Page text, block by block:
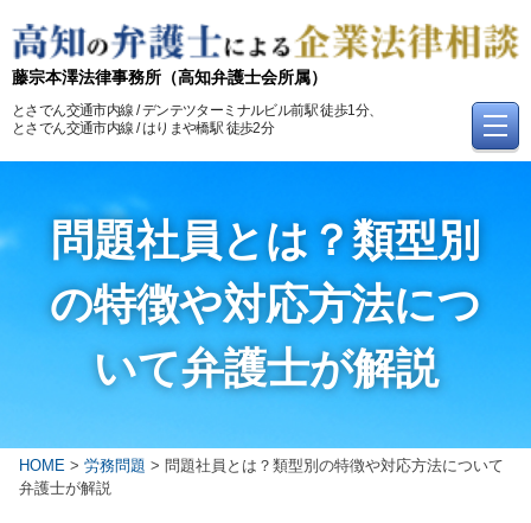
to
content
藤宗本澤法律事務所 （高知弁護士会所属）
とさでん交通市内線 / デンテツターミナルビル前駅 徒歩1分、
とさでん交通市内線 / はりまや橋駅 徒歩2分
問題社員とは？類型別
の特徴や対応方法につ
いて弁護士が解説
HOME > 労務問題 > 問題社員とは？類型別の特徴や対応方法について
弁護士が解説